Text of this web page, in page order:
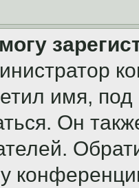
имя,
Он